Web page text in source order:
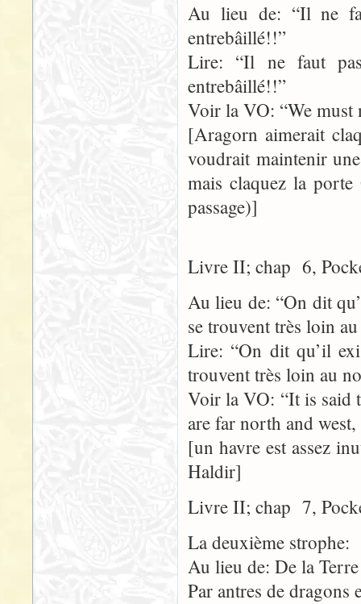
Au lieu de: “Il ne
entrebâillé!!”
Lire: “Il ne faut
entrebâillé!!”
Voir la VO: “We must
[Aragorn aimerait
voudrait maintenir
mais claquez la
passage)]
Livre II; chap 6,
Au lieu de: “On dit
se trouvent très loin
Lire: “On dit qu’il
trouvent très loin au
Voir la VO: “It is said
are far north and
[un havre est assez
Haldir]
Livre II; chap 7,
La deuxième strophe:
Au lieu de: De la
Par antres de dragons